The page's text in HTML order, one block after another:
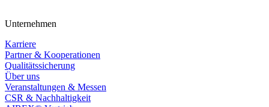
Unternehmen
Karriere
Partner & Kooperationen
Qualitätssicherung
Über uns
Veranstaltungen & Messen
CSR & Nachhaltigkeit